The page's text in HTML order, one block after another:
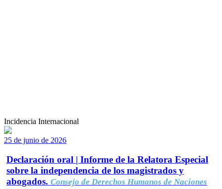
Incidencia Internacional
25 de junio de 2026
Declaración oral | Informe de la Relatora Especial
sobre la independencia de los magistrados y
abogados. Consejo de Derechos Humanos de Naciones